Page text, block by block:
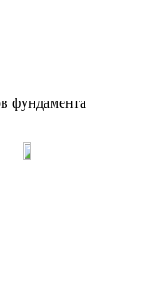
фундамента